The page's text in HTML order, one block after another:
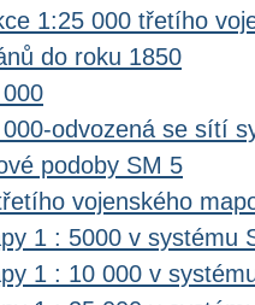
1:25 000 třetího
do roku 1850
odvozená se sítí
podoby SM 5
vojenského
1 : 5000 v systému
1 : 10 000 v